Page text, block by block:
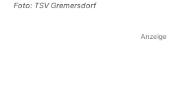
Foto: TSV Gremersdorf
Anzeige